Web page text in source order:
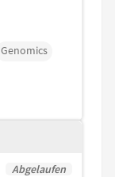
Genomics
Abgelaufen